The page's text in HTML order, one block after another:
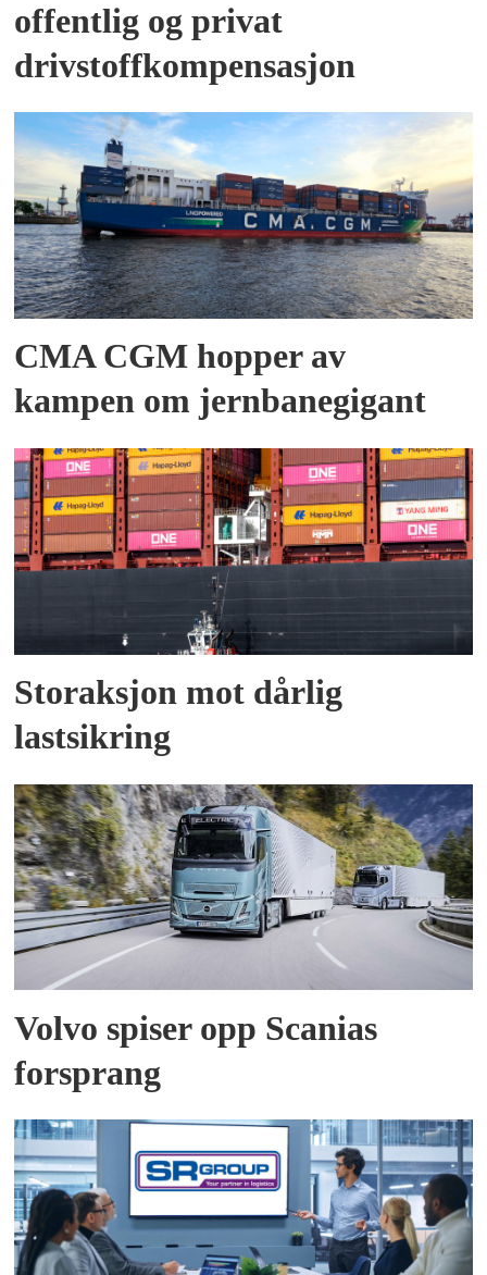
offentlig og privat
drivstoffkompensasjon
CMA CGM hopper av
kampen om jernbanegigant
Storaksjon mot dårlig
lastsikring
Volvo spiser opp Scanias
forsprang